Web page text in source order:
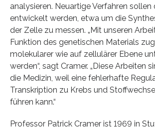
analysieren. Neuartige Verfahren sollen
entwickelt werden, etwa um die
der Zelle zu messen. „Mit unseren
Funktion des genetischen Materials
molekularer wie auf zellulärer Ebene
werden“, sagt Cramer. „Diese Arbeiten
die Medizin, weil eine fehlerhafte
Transkription zu Krebs und
führen kann.“
Professor Patrick Cramer ist 1969 in